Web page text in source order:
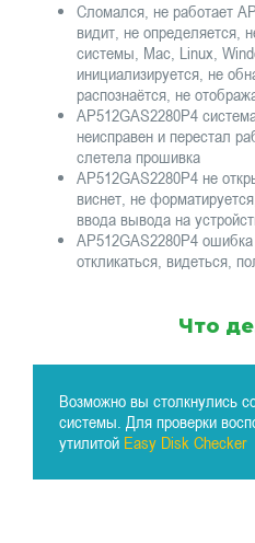
Сломался, не работает
видит, не определяется,
системы, Mac, Linux,
инициализируется, не
распознаётся, не
AP512GAS2280P4
неисправен и перестал
слетела прошивка
AP512GAS2280P4 не
виснет, не
ввода вывода на
AP512GAS2280P4 ошибка
откликаться, видеться,
Что
Возможно вы столкнулись
системы. Для проверки
утилитой Easy Disk Checker